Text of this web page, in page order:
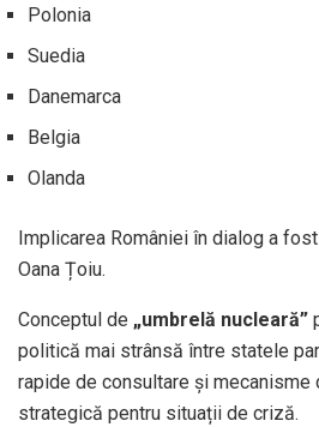
Polonia
Suedia
Danemarca
Belgia
Olanda
Implicarea României în dialog a
Oana Țoiu.
Conceptul de „umbrelă nucleară”
politică mai strânsă între statele
rapide de consultare și mecanisme
strategică pentru situații de criză.